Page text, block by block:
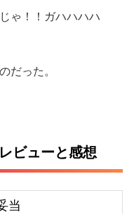
ゃ！！ガハハハハ
だった。
ビューと感想
当